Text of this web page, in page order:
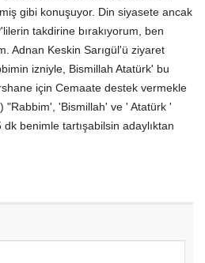
gibi konuşuyor. Din siyasete ancak
takdirine bırakıyorum, ben
Adnan Keskin Sarıgül'ü ziyaret
izniyle, Bismillah Atatürk' bu
için Cemaate destek vermekle
"Rabbim', 'Bismillah' ve ' Atatürk '
benimle tartışabilsin adaylıktan